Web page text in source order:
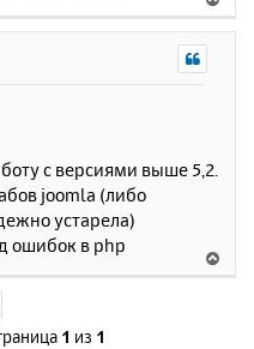
е
с версиями выше 5,2.
joomla (либо
устарела)
ошибок в php
е
1 из 1